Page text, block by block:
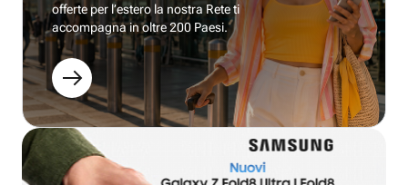
offerte per l’estero la nostra Rete ti
accompagna in oltre 200 Paesi.